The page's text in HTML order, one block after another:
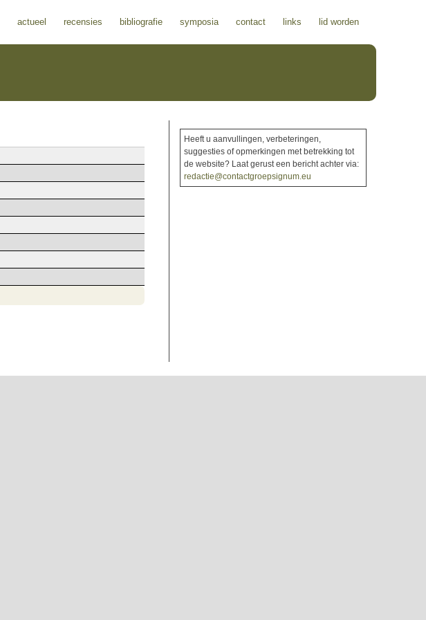
actueel recensies bibliografie symposia contact links lid worden
Heeft u aanvullingen, verbeteringen,
suggesties of opmerkingen met betrekking tot
de website? Laat gerust een bericht achter via:
redactie@contactgroepsignum.eu